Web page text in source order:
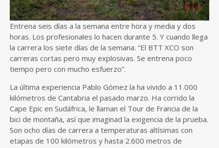
Entrena seis días a la semana entre hora y media y dos
horas. Los profesionales lo hacen durante 5. Y cuando llega
la carrera los siete días de la semana. “El BTT XCO son
carreras cortas pero muy explosivas. Se entrena poco
tiempo pero con mucho esfuerzo”.
La última experiencia Pablo Gómez la ha vivido a 11.000
kilómetros de Cantabria el pasado marzo. Ha corrido la
Cape Epic en Sudáfrica, le llaman el Tour de Francia de la
bici de montaña, así que imaginad la exigencia de la prueba.
Son ocho días de carrera a temperaturas altísimas con
etapas de 100 kilómetros y hasta 2.600 metros de